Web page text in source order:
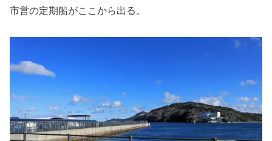
市営の定期船がここから出る。